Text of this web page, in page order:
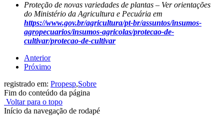
Proteção de novas variedades de plantas – Ver orientações
do Ministério da Agricultura e Pecuária em
https://www.gov.br/agricultura/pt-br/assuntos/insumos-
agropecuarios/insumos-agricolas/protecao-de-
cultivar/protecao-de-cultivar
Anterior
Próximo
registrado em: Propesp,Sobre
Fim do conteúdo da página
Voltar para o topo
Início da navegação de rodapé